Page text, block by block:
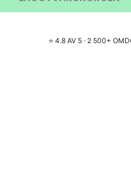
⭐ 4.8 AV 5 · 2 500+